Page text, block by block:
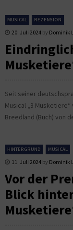
MUSICAL REZENSION
20. Juli 2024 by Dominik
Seit seiner
Musical „3
Breedland (Buch) von
HINTERGRUND MUSICAL
11. Juli 2024 by Dominik
Vor der
Blick